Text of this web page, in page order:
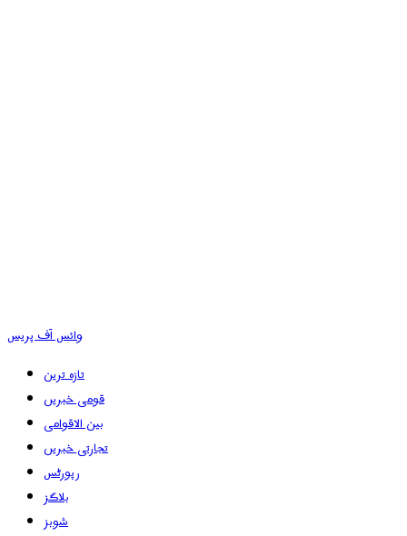
وائس آف پریس
تازہ ترین
قومی خبریں
بین الاقوامی
تجارتی خبریں
رپورٹس
بلاگز
شوبز